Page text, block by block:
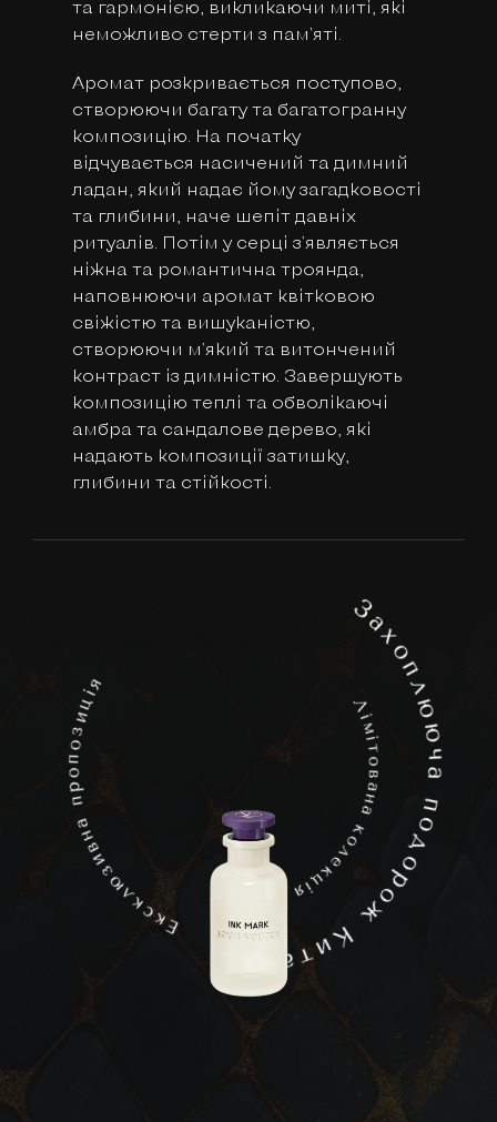
та гармонією, викликаючи миті, які
неможливо стерти з пам'яті.
Аромат розкривається поступово,
створюючи багату та багатогранну
композицію. На початку
відчувається насичений та димний
ладан, який надає йому загадковості
та глибини, наче шепіт давніх
ритуалів. Потім у серці з'являється
ніжна та романтична троянда,
наповнюючи аромат квітковою
свіжістю та вишуканістю,
створюючи м'який та витончений
контраст із димністю. Завершують
композицію теплі та обволікаючі
амбра та сандалове дерево, які
надають композиції затишку,
глибини та стійкості.
З
а
х
о
п
л
ю
ю
а
п
о
д
о
р
о
ж
К
и
к
с
к
л
ю
з
и
в
н
а
п
р
о
п
о
з
и
ц
і
я
Л
і
м
і
т
о
в
а
а
к
о
л
е
к
ц
і